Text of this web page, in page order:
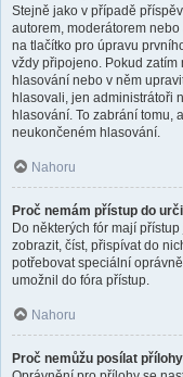
Stejně jako v případě
autorem, moderátorem
na tlačítko pro úpravu
vždy připojeno. Pokud
hlasování nebo v něm
hlasovali, jen administrátoři
hlasování. To zabrání tomu,
neukončeném hlasování.
Nahoru
Proč nemám přístup do
Do některých fór mají
zobrazit, číst, přispívat do
potřebovat speciální
umožnil do fóra přístup.
Nahoru
Proč nemůžu posílat